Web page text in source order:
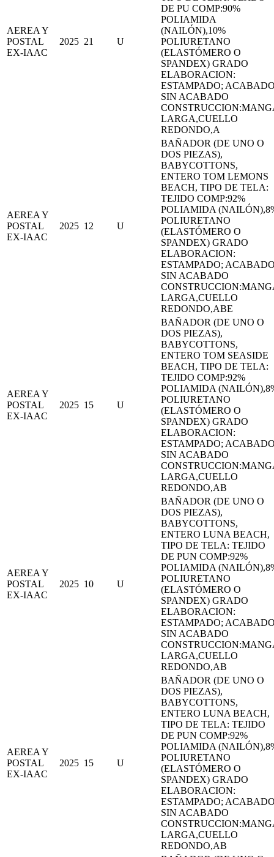
AEREA Y
POSTAL
EX-IAAC
2025 21 U
DE PU COMP:90%
POLIAMIDA
(NAILÓN),10%
POLIURETANO
(ELASTÓMERO O
SPANDEX) GRADO
ELABORACION:
ESTAMPADO;
SIN ACABADO
LARGA,CUELLO
REDONDO,A
AEREA Y
POSTAL
EX-IAAC
2025 12 U
BAÑADOR (DE UNO O
DOS PIEZAS),
BABYCOTTONS,
ENTERO TOM LEMONS
BEACH, TIPO DE TELA:
TEJIDO COMP:92%
POLIAMIDA
POLIURETANO
(ELASTÓMERO O
SPANDEX) GRADO
ELABORACION:
ESTAMPADO;
SIN ACABADO
LARGA,CUELLO
REDONDO,ABE
AEREA Y
POSTAL
EX-IAAC
2025 15 U
BAÑADOR (DE UNO O
DOS PIEZAS),
BABYCOTTONS,
ENTERO TOM SEASIDE
BEACH, TIPO DE TELA:
TEJIDO COMP:92%
POLIAMIDA
POLIURETANO
(ELASTÓMERO O
SPANDEX) GRADO
ELABORACION:
ESTAMPADO;
SIN ACABADO
LARGA,CUELLO
REDONDO,AB
AEREA Y
POSTAL
EX-IAAC
2025 10 U
BAÑADOR (DE UNO O
DOS PIEZAS),
BABYCOTTONS,
ENTERO LUNA BEACH,
TIPO DE TELA: TEJIDO
DE PUN COMP:92%
POLIAMIDA
POLIURETANO
(ELASTÓMERO O
SPANDEX) GRADO
ELABORACION:
ESTAMPADO;
SIN ACABADO
LARGA,CUELLO
REDONDO,AB
AEREA Y
POSTAL
EX-IAAC
2025 15 U
BAÑADOR (DE UNO O
DOS PIEZAS),
BABYCOTTONS,
ENTERO LUNA BEACH,
TIPO DE TELA: TEJIDO
DE PUN COMP:92%
POLIAMIDA
POLIURETANO
(ELASTÓMERO O
SPANDEX) GRADO
ELABORACION:
ESTAMPADO;
SIN ACABADO
LARGA,CUELLO
REDONDO,AB